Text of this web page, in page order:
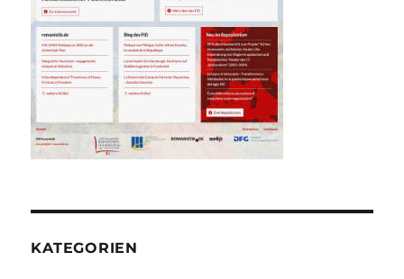
KATEGORIEN